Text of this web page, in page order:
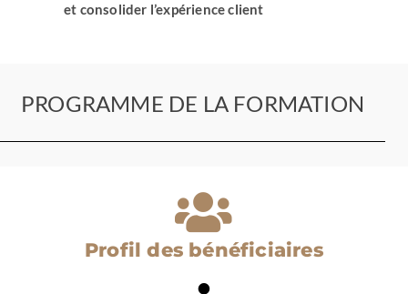
et consolider l’expérience client
PROGRAMME DE LA FORMATION
Profil des bénéficiaires